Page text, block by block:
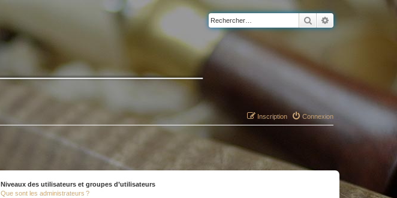
Rechercher
Connexion
Inscription
Niveaux des utilisateurs et groupes d’utilisateurs
Que sont les administrateurs ?